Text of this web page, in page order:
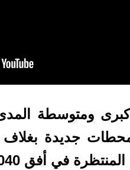
ومتوسطة
في أفق 2040.